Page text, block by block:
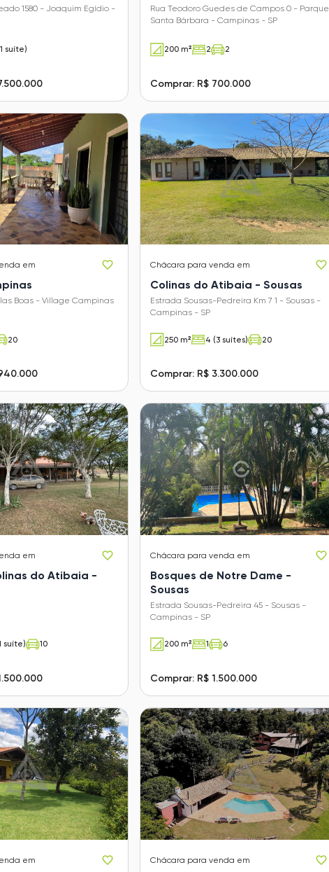
1580 - Joaquim Egídio -
suíte)
Rua Teodoro Guedes de Campos 0 - Parque
Santa Bárbara - Campinas - SP
200 m² 2 2
Comprar: R$ 700.000
em
Boas - Village Campinas
20
Chácara para venda em
Colinas do Atibaia - Sousas
Estrada Sousas-Pedreira Km 7 1 - Sousas -
Campinas - SP
250 m² 4 (3 suítes) 20
Comprar: R$ 3.300.000
em
do Atibaia -
suíte) 10
Chácara para venda em
Bosques de Notre Dame -
Sousas
Estrada Sousas-Pedreira 45 - Sousas -
Campinas - SP
200 m² 1 6
Comprar: R$ 1.500.000
em Chácara para venda em